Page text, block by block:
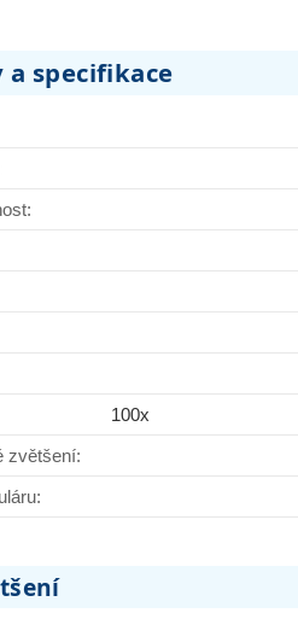
a specifikace
100x
zvětšení: